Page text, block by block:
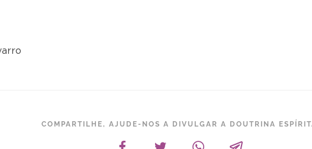
COMPARTILHE, AJUDE-NOS A DIVULGAR A DOUTRINA